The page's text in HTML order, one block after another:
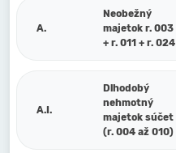
A.
Neobežný
majetok r. 003
+ r. 011 + r. 024
A.I.
Dlhodobý
nehmotný
majetok súčet
(r. 004 až 010)